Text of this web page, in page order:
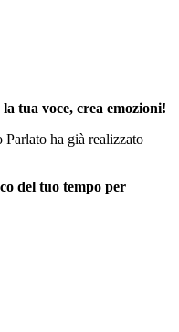
tua voce, crea emozioni!
ha già realizzato
del tuo tempo per